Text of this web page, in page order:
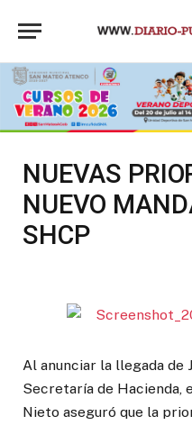
NUEVAS
NUEVO
SHCP
Al anunciar la llegada de
Secretaría de Hacienda,
Nieto aseguró que la